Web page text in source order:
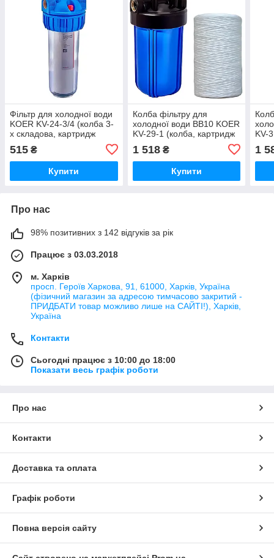
Фільтр для холодної води
KOER KV-24-3/4 (колба 3-
х складова, картридж
(KR5018)
515 ₴
Купити
Колба фільтру для
холодної води ВВ10 KOER
KV-29-1 (колба, картридж
PPR нитка) 8 атмосфер 1"
(KR5447)
1 518₴
Купити
KV-
1
Про нас
98% позитивних з 142 відгуків за рік
Працює з 03.03.2018
м. Харків
просп. Героїв Харкова, 91, 61000, Харків, Україна
(фізичний магазин за адресою тимчасово закритий -
ПРИДБАТИ товар можливо лише на САЙТІ!), Харків,
Україна
Контакти
Сьогодні працює з 10:00 до 18:00
Показати весь графік роботи
Про нас
Контакти
Доставка та оплата
Графік роботи
Повна версія сайту